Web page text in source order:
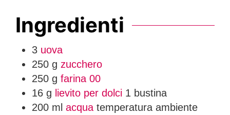
Ingredienti
3 uova
250 g zucchero
250 g farina 00
16 g lievito per dolci 1 bustina
200 ml acqua temperatura ambiente